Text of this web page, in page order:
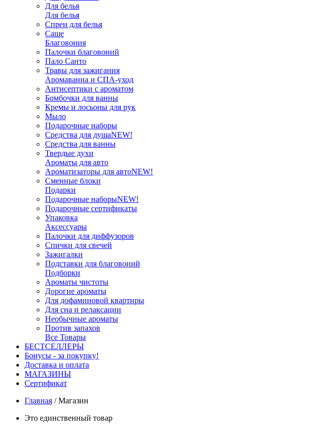
Для белья
Для белья
Спреи для белья
Саше
Благовония
Палочки благовоний
Пало Санто
Травы для зажигания
Аромаванна и СПА-уход
Антисептики с ароматом
Бомбочки для ванны
Кремы и лосьоны для рук
Мыло
Подарочные наборы
Средства для душаNEW!
Средства для ванны
Твердые духи
Ароматы для авто
Ароматизаторы для автоNEW!
Сменные блоки
Подарки
Подарочные наборыNEW!
Подарочные сертификаты
Упаковка
Аксессуары
Палочки для диффузоров
Спички для свечей
Зажигалки
Подставки для благовоний
Подборки
Ароматы чистоты
Дорогие ароматы
Для дофаминовой квартиры
Для сна и релаксации
Необычные ароматы
Против запахов
Все Товары
БЕСТСЕЛЛЕРЫ
Бонусы - за покупку!
Доставка и оплата
МАГАЗИНЫ
Cертификат
Главная /Магазин
Это единственный товар